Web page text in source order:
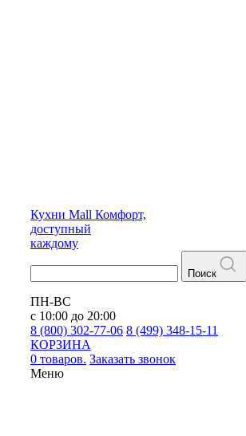
Кухни Mall Комфорт,
доступный
каждому
Поиск
ПН-ВС
с 10:00 до 20:00
8 (800) 302-77-06 8 (499) 348-15-11
КОРЗИНА
0 товаров. Заказать звонок
Меню